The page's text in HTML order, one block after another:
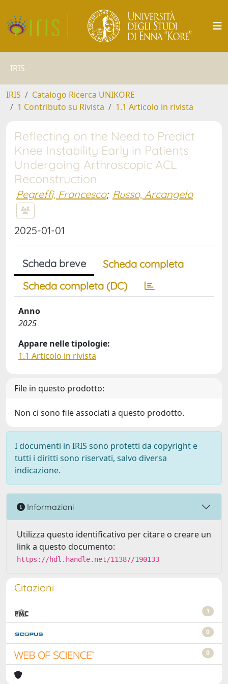
IRIS
IRIS
Catalogo Ricerca UNIKORE
1 Contributo su Rivista
1.1 Articolo in rivista
Reflecting on the Need to Predict
Knee Instability Early in Patients
Undergoing Arthroscopic ACL
Reconstruction
Pegreffi, Francesco; Russo, Arcangelo
2025-01-01
Scheda breve
Scheda completa
Scheda completa (DC)
Anno
2025
Appare nelle tipologie:
1.1 Articolo in rivista
File in questo prodotto:
Non ci sono file associati a questo prodotto.
I documenti in IRIS sono protetti da copyright e
tutti i diritti sono riservati, salvo diversa
indicazione.
Informazioni
Utilizza questo identificativo per citare o creare un
link a questo documento:
https://hdl.handle.net/11387/190133
Citazioni
1
0
0